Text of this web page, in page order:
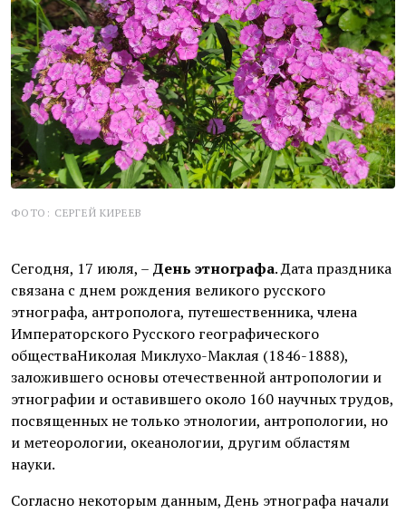
ФОТО: СЕРГЕЙ КИРЕЕВ
Сегодня, 17 июля, – День этнографа. Дата праздника
связана с днем рождения великого русского
этнографа, антрополога, путешественника, члена
Императорского Русского географического
обществаНиколая Миклухо-Маклая (1846-1888),
заложившего основы отечественной антропологии и
этнографии и оставившего около 160 научных трудов,
посвященных не только этнологии, антропологии, но
и метеорологии, океанологии, другим областям
науки.
Согласно некоторым данным, День этнографа начали